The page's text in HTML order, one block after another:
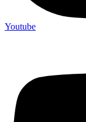
Youtube